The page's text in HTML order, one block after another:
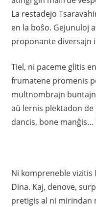
La restadejo
en la boŝo. Gejunuloj
proponante diversajn
Tiel, ni paceme glitis
frumatene promenis
multnombrajn
aŭ lernis plektadon
dancis, bone
Ni kompreneble
Dina. Kaj, denove,
pretigis al ni mirindan